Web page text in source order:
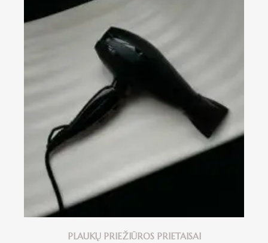
PLAUKŲ PRIEŽIŪROS PRIETAISAI